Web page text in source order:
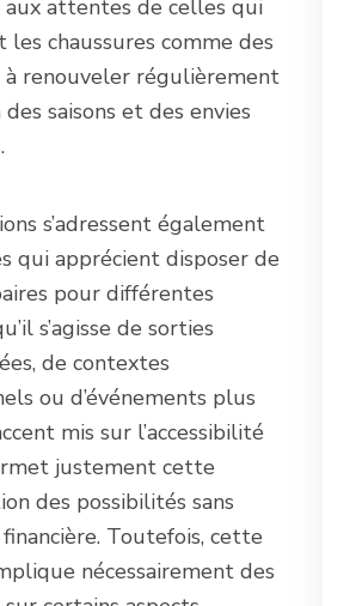
attentes de celles qui
les chaussures comme des
à renouveler régulièrement
saisons et des envies
s’adressent également
qui apprécient disposer de
pour différentes
s’agisse de sorties
de contextes
ou d’événements plus
mis sur l’accessibilité
justement cette
des possibilités sans
Toutefois, cette
nécessairement des